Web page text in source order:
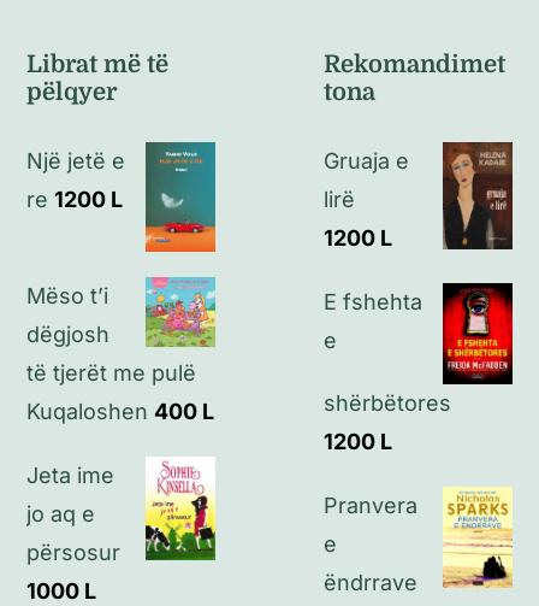
Politikat e kthimeve
Politikat e privatësisë
Librat më të
pëlqyer
Një jetë e
re 1200 L
Mëso t’i
dëgjosh
të tjerët me pulë
Kuqaloshen 400 L
Jeta ime
jo aq e
përsosur
1000 L
Rekomandimet
tona
Gruaja e
lirë
1200 L
E fshehta
e
shërbëtores
1200 L
Pranvera
e
ëndrrave